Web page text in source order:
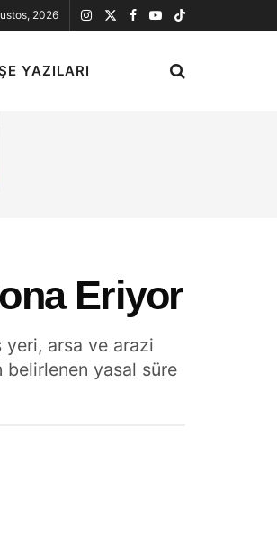
2026
YAZILARI
Eriyor
yeri, arsa ve arazi
yasal süre